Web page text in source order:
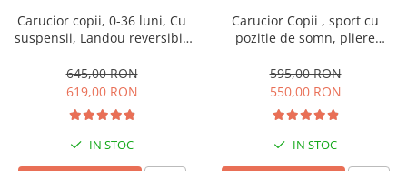
Carucior copii, 0-36 luni, Cu
suspensii, Landou reversibil,
Roata cauciuc
645,00 RON
619,00 RON
IN STOC
Carucior Copii , sport cu
pozitie de somn, pliere
reglabil, Tehnologia One-
Hand Folding, copertina
extensibila, maner reversibil,
husa de picioare si geanta
595,00 RON
550,00 RON
IN STOC